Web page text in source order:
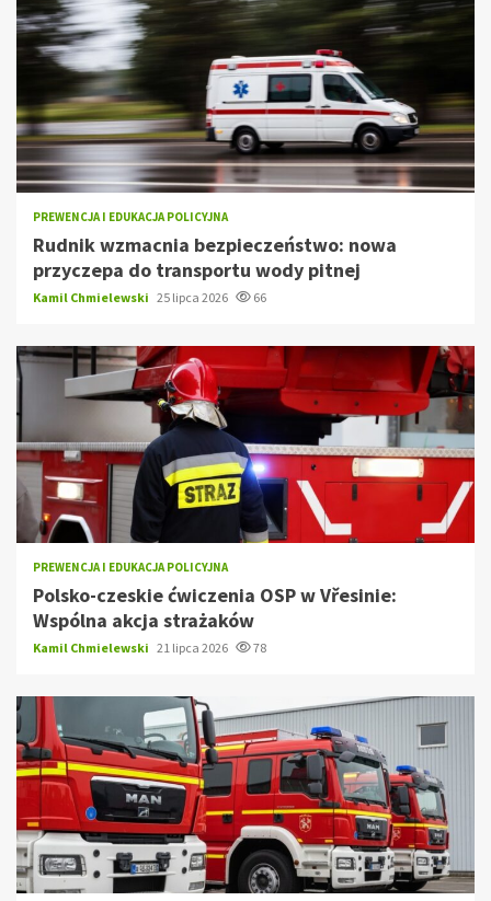
PREWENCJA I EDUKACJA POLICYJNA
Rudnik wzmacnia bezpieczeństwo: nowa
przyczepa do transportu wody pitnej
Kamil Chmielewski 25 lipca 2026 66
PREWENCJA I EDUKACJA POLICYJNA
Polsko-czeskie ćwiczenia OSP w Vřesinie:
Wspólna akcja strażaków
Kamil Chmielewski 21 lipca 2026 78